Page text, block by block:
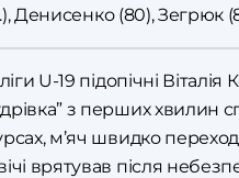
Денисенко (80), Зегрюк
U-19 підопічні
з перших хвилин
м’яч швидко
врятував після